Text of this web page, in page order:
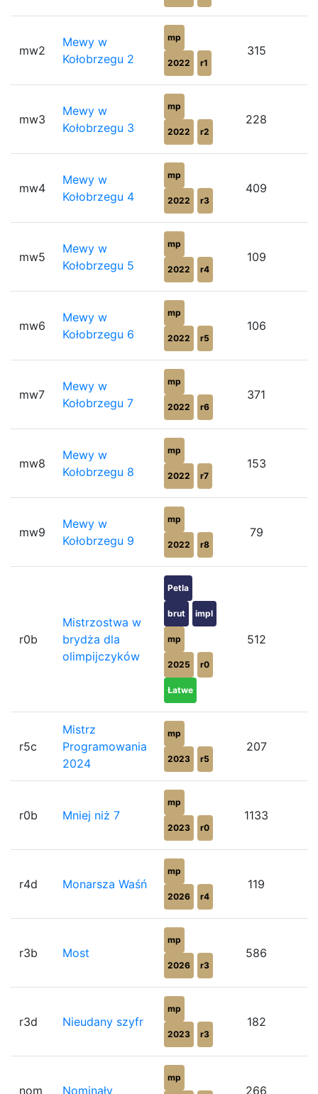
mw2
Mewy w
Kołobrzegu 2
mp
2022 r1
315
mw3
Mewy w
Kołobrzegu 3
mp
2022 r2
228
mw4
Mewy w
Kołobrzegu 4
mp
2022 r3
409
mw5
Mewy w
Kołobrzegu 5
mp
2022 r4
109
mw6
Mewy w
Kołobrzegu 6
mp
2022 r5
106
mw7
Mewy w
Kołobrzegu 7
mp
2022 r6
371
mw8
Mewy w
Kołobrzegu 8
mp
2022 r7
153
mw9
Mewy w
Kołobrzegu 9
mp
2022 r8
79
r0b
Mistrzostwa w
brydża dla
olimpijczyków
Petla
brut impl
mp
2025 r0
Łatwe
512
r5c
Mistrz
Programowania
2024
mp
2023 r5
207
r0b Mniej niż 7
mp
2023 r0
1133
r4d Monarsza Waśń
mp
2026 r4
119
r3b Most
mp
2026 r3
586
r3d Nieudany szyfr
mp
2023 r3
182
nom Nominały
mp
266